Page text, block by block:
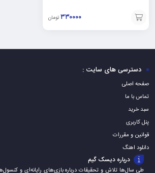
۳۳۰۰۰۰ تومان
افزودن
به
دسترسی های سایت :
صفحه اصلی
تماس با ما
سبد خرید
پنل کاربری
قوانین و مقررات
دانلود اهنگ
درباره دیسک گیم
طی سال‌ها تلاش و تحقیقات درباره بازی‌های رایانه‌ای و